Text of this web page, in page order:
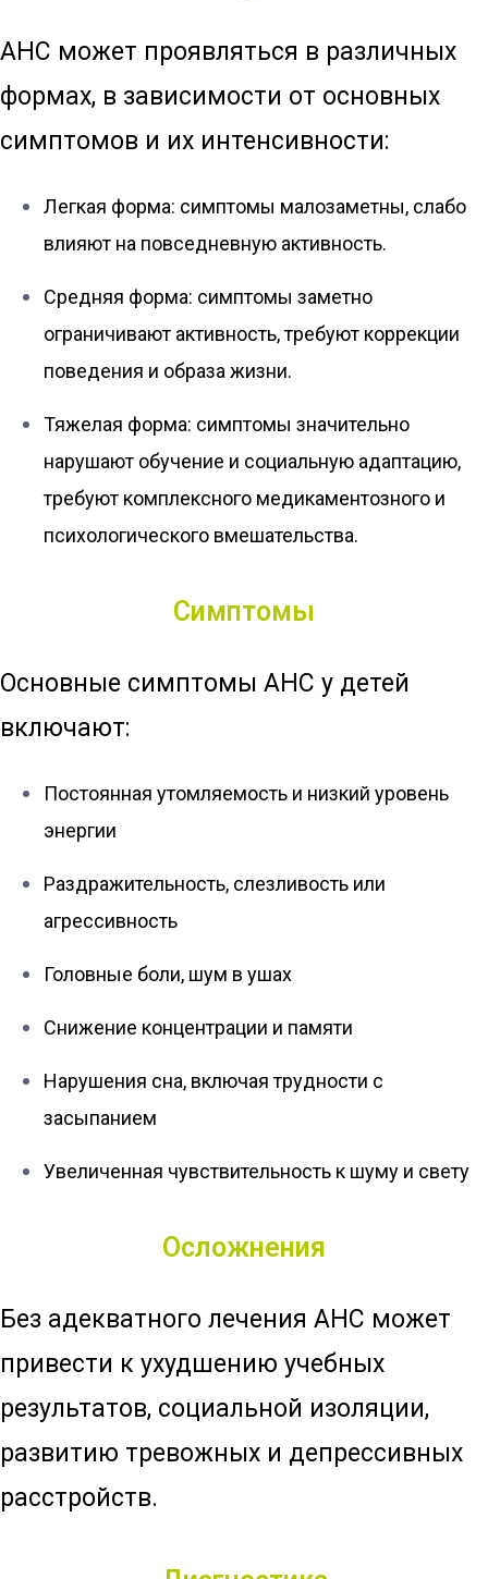
АНС может проявляться в различных
формах, в зависимости от основных
симптомов и их интенсивности:
Легкая форма: симптомы малозаметны, слабо
влияют на повседневную активность.
Средняя форма: симптомы заметно
ограничивают активность, требуют коррекции
поведения и образа жизни.
Тяжелая форма: симптомы значительно
нарушают обучение и социальную адаптацию,
требуют комплексного медикаментозного и
психологического вмешательства.
Симптомы
Основные симптомы АНС у детей
включают:
Постоянная утомляемость и низкий уровень
энергии
Раздражительность, слезливость или
агрессивность
Головные боли, шум в ушах
Снижение концентрации и памяти
Нарушения сна, включая трудности с
засыпанием
Увеличенная чувствительность к шуму и свету
Осложнения
Без адекватного лечения АНС может
привести к ухудшению учебных
результатов, социальной изоляции,
развитию тревожных и депрессивных
расстройств.